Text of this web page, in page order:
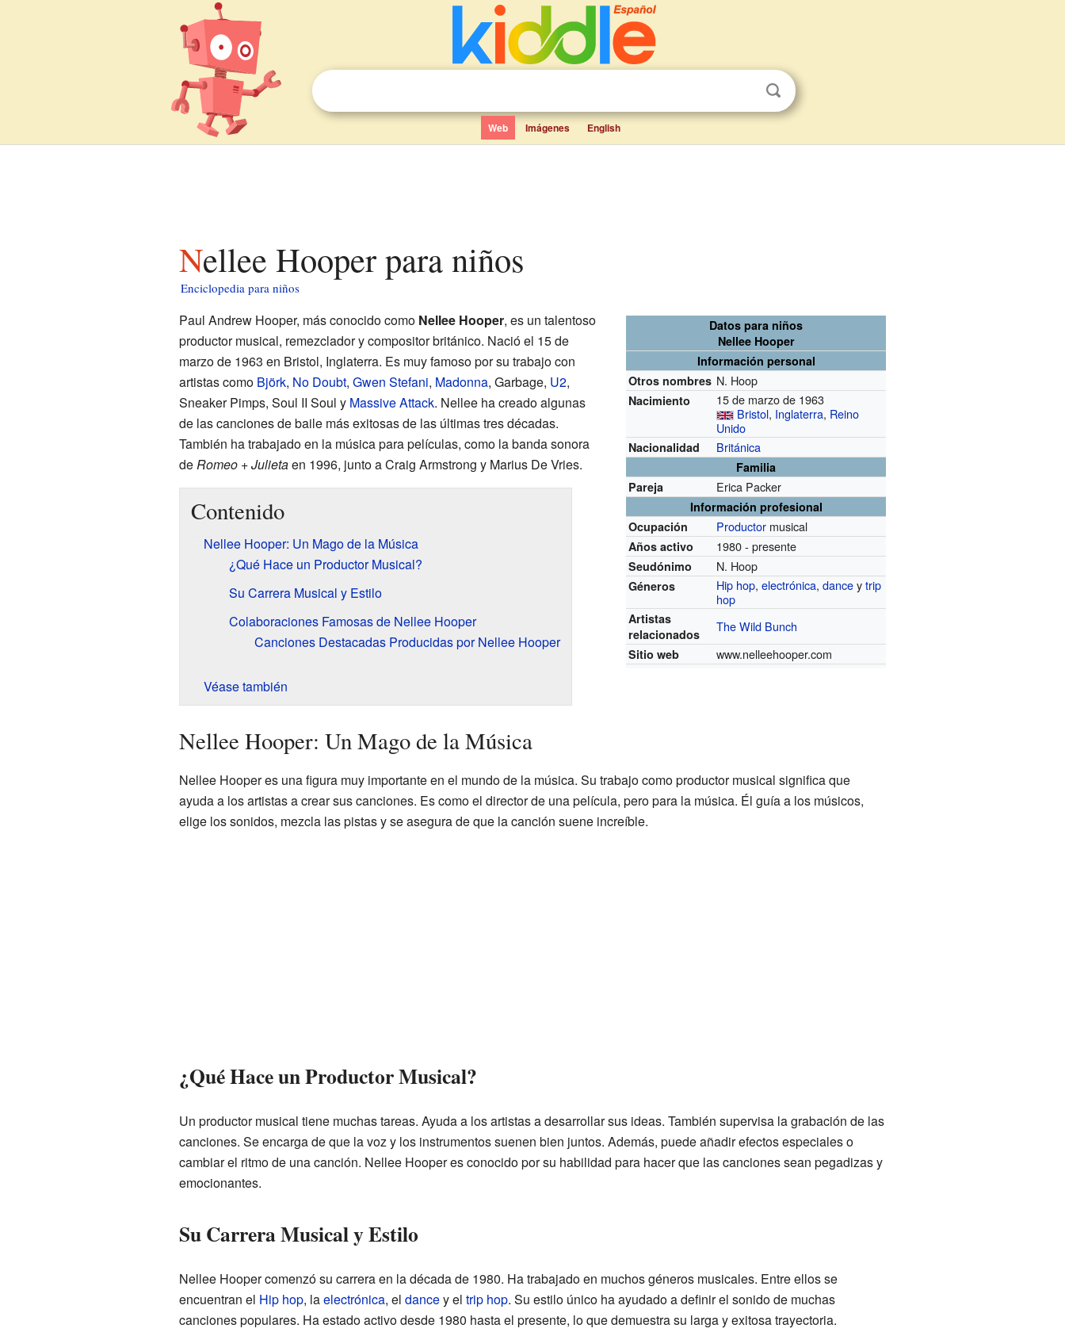
Web Imágenes English
Nellee Hooper para niños
Enciclopedia para niños
Datos para niños
Nellee Hooper
Información personal
Otros nombres N. Hoop
Nacimiento
15 de marzo de 1963
Bristol, Inglaterra, Reino
Unido
Nacionalidad Británica
Familia
Pareja
Erica Packer
Información profesional
Ocupación
Productor musical
Años activo 1980 - presente
Seudónimo N. Hoop
Géneros Hip hop,electrónica,danceytrip
hop
Artistas
relacionados
The Wild Bunch
Sitio web www.nelleehooper.com
Paul Andrew Hooper, más conocido como Nellee Hooper, es un talentoso
productor musical, remezclador y compositor británico. Nació el 15 de
marzo de 1963 en Bristol, Inglaterra. Es muy famoso por su trabajo con
artistas como Björk, No Doubt, Gwen Stefani, Madonna, Garbage, U2,
Sneaker Pimps, Soul II Soul y Massive Attack. Nellee ha creado algunas
de las canciones de baile más exitosas de las últimas tres décadas.
También ha trabajado en la música para películas, como la banda sonora
deRomeo + Julietaen 1996, junto a Craig Armstrong y Marius De Vries.
Contenido
Nellee Hooper: Un Mago de la Música
¿Qué Hace un Productor Musical?
Su Carrera Musical y Estilo
Colaboraciones Famosas de Nellee Hooper
Canciones Destacadas Producidas por Nellee Hooper
Véase también
Nellee Hooper: Un Mago de la Música
Nellee Hooper es una figura muy importante en el mundo de la música. Su trabajo como productor musical significa que
ayuda a los artistas a crear sus canciones. Es como el director de una película, pero para la música. Él guía a los músicos,
elige los sonidos, mezcla las pistas y se asegura de que la canción suene increíble.
¿Qué Hace un Productor Musical?
Un productor musical tiene muchas tareas. Ayuda a los artistas a desarrollar sus ideas. También supervisa la grabación de las
canciones. Se encarga de que la voz y los instrumentos suenen bien juntos. Además, puede añadir efectos especiales o
cambiar el ritmo de una canción. Nellee Hooper es conocido por su habilidad para hacer que las canciones sean pegadizas y
emocionantes.
Su Carrera Musical y Estilo
Nellee Hooper comenzó su carrera en la década de 1980. Ha trabajado en muchos géneros musicales. Entre ellos se
encuentran el Hip hop, laelectrónica, el dancey el trip hop. Su estilo único ha ayudado a definir el sonido de muchas
canciones populares. Ha estado activo desde 1980 hasta el presente, lo que demuestra su larga y exitosa trayectoria.